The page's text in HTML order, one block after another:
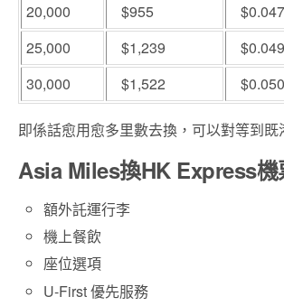
20,000
$955
25,000
$1,239
30,000
$1,522
即係話愈用愈多里數去換，可以對等到既
Asia Miles換HK Express機
額外託運行李
機上餐飲
座位選項
U-First 優先服務